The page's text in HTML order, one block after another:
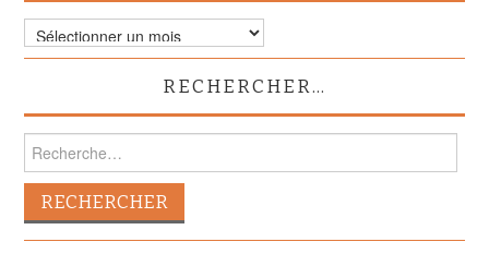
Les
archives
RECHERCHER…